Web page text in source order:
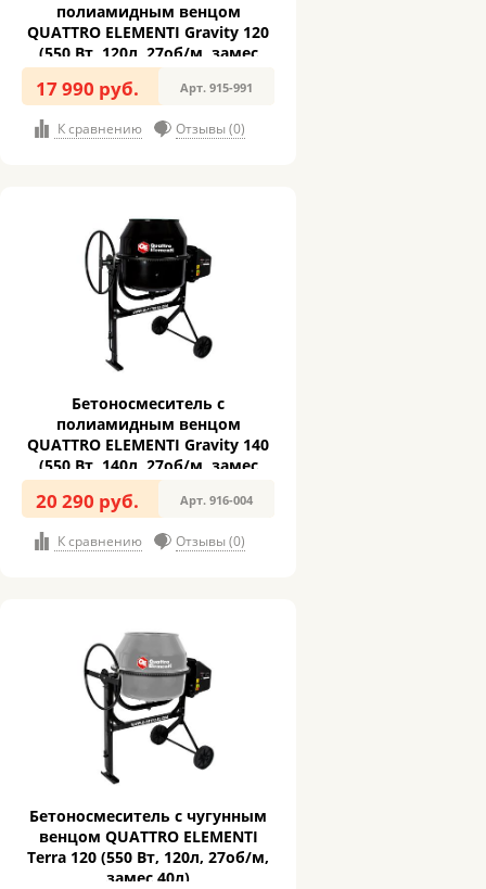
полиамидным венцом
QUATTRO ELEMENTI Gravity 120
(550 Вт, 120л, 27об/м, замес
40л)
17 990 руб. Арт. 915-991
К сравнению Отзывы (0)
Бетоносмеситель с
полиамидным венцом
QUATTRO ELEMENTI Gravity 140
(550 Вт, 140л, 27об/м, замес
65л)
20 290 руб. Арт. 916-004
К сравнению Отзывы (0)
Бетоносмеситель с чугунным
венцом QUATTRO ELEMENTI
Terra 120 (550 Вт, 120л, 27об/м,
замес 40л)